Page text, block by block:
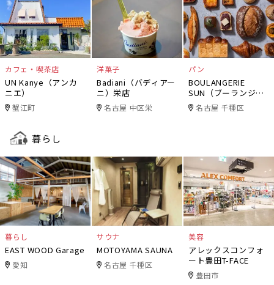
カフェ・喫茶店
UN Kanye（アンカ
ニエ）
蟹江町
洋菓子
Badiani（バディアー
ニ）栄店
名古屋 中区栄
パン
BOULANGERIE
SUN（ブーランジェ
リー・サン）
名古屋 千種区
暮らし
暮らし
EAST WOOD Garage
愛知
サウナ
MOTOYAMA SAUNA
名古屋 千種区
美容
アレックスコンフォ
ート豊田T-FACE
豊田市